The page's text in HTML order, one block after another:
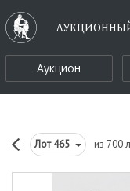
Аукцион
Лот465 из 700